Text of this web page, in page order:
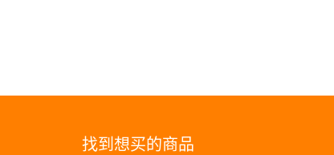
找到想买的商品